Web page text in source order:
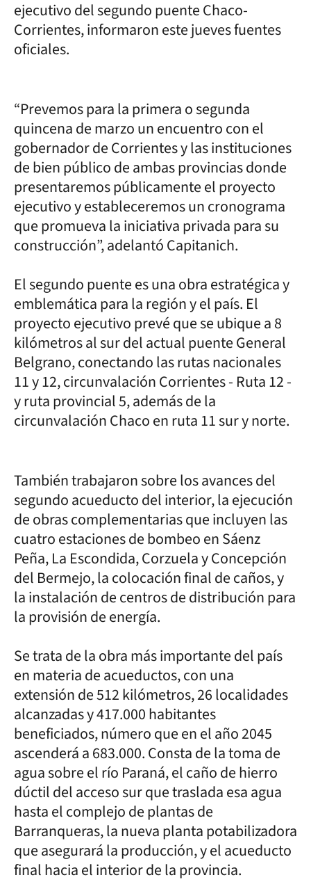
ejecutivo del segundo puente Chaco-
Corrientes, informaron este jueves fuentes
oficiales.
“Prevemos para la primera o segunda
quincena de marzo un encuentro con el
gobernador de Corrientes y las instituciones
de bien público de ambas provincias donde
presentaremos públicamente el proyecto
ejecutivo y estableceremos un cronograma
que promueva la iniciativa privada para su
construcción”, adelantó Capitanich.
El segundo puente es una obra estratégica y
emblemática para la región y el país. El
proyecto ejecutivo prevé que se ubique a 8
kilómetros al sur del actual puente General
Belgrano, conectando las rutas nacionales
11 y 12, circunvalación Corrientes - Ruta 12 -
y ruta provincial 5, además de la
circunvalación Chaco en ruta 11 sur y norte.
También trabajaron sobre los avances del
segundo acueducto del interior, la ejecución
de obras complementarias que incluyen las
cuatro estaciones de bombeo en Sáenz
Peña, La Escondida, Corzuela y Concepción
del Bermejo, la colocación final de caños, y
la instalación de centros de distribución para
la provisión de energía.
Se trata de la obra más importante del país
en materia de acueductos, con una
extensión de 512 kilómetros, 26 localidades
alcanzadas y 417.000 habitantes
beneficiados, número que en el año 2045
ascenderá a 683.000. Consta de la toma de
agua sobre el río Paraná, el caño de hierro
dúctil del acceso sur que traslada esa agua
hasta el complejo de plantas de
Barranqueras, la nueva planta potabilizadora
que asegurará la producción, y el acueducto
final hacia el interior de la provincia.